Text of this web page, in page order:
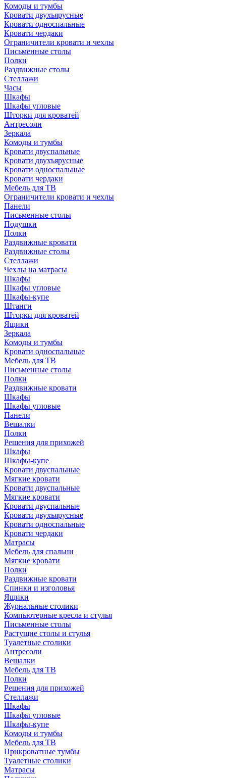
Комоды и тумбы
Кровати двухъярусные
Кровати односпальные
Кровати чердаки
Ограничители кровати и чехлы
Письменные столы
Полки
Раздвижные столы
Стеллажи
Часы
Шкафы
Шкафы угловые
Шторки для кроватей
Антресоли
Зеркала
Комоды и тумбы
Кровати двуспальные
Кровати двухъярусные
Кровати односпальные
Кровати чердаки
Мебель для ТВ
Ограничители кровати и чехлы
Панели
Письменные столы
Подушки
Полки
Раздвижные кровати
Раздвижные столы
Стеллажи
Чехлы на матрасы
Шкафы
Шкафы угловые
Шкафы-купе
Штанги
Шторки для кроватей
Ящики
Зеркала
Комоды и тумбы
Кровати односпальные
Мебель для ТВ
Письменные столы
Полки
Раздвижные кровати
Шкафы
Шкафы угловые
Панели
Вешалки
Полки
Решения для прихожей
Шкафы
Шкафы-купе
Кровати двуспальные
Мягкие кровати
Кровати двуспальные
Мягкие кровати
Кровати двуспальные
Кровати двухъярусные
Кровати односпальные
Кровати чердаки
Матрасы
Мебель для спальни
Мягкие кровати
Полки
Раздвижные кровати
Спинки и изголовья
Ящики
Журнальные столики
Компьютерные кресла и стулья
Письменные столы
Растущие столы и стулья
Туалетные столики
Антресоли
Вешалки
Мебель для ТВ
Полки
Решения для прихожей
Стеллажи
Шкафы
Шкафы угловые
Шкафы-купе
Комоды и тумбы
Мебель для ТВ
Прикроватные тумбы
Туалетные столики
Матрасы